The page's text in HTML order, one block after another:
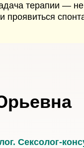
терапии —
проявиться
Сексолог-